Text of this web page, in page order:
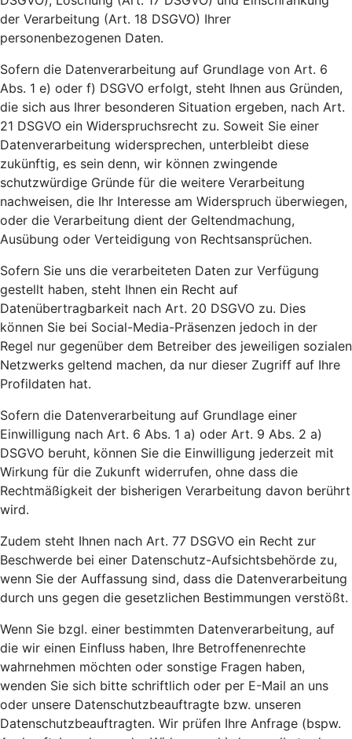
der Verarbeitung (Art. 18 DSGVO) Ihrer
personenbezogenen Daten.
Sofern die Datenverarbeitung auf Grundlage von Art. 6
Abs. 1 e) oder f) DSGVO erfolgt, steht Ihnen aus Gründen,
die sich aus Ihrer besonderen Situation ergeben, nach Art.
21 DSGVO ein Widerspruchsrecht zu. Soweit Sie einer
Datenverarbeitung widersprechen, unterbleibt diese
zukünftig, es sein denn, wir können zwingende
schutzwürdige Gründe für die weitere Verarbeitung
nachweisen, die Ihr Interesse am Widerspruch überwiegen,
oder die Verarbeitung dient der Geltendmachung,
Ausübung oder Verteidigung von Rechtsansprüchen.
Sofern Sie uns die verarbeiteten Daten zur Verfügung
gestellt haben, steht Ihnen ein Recht auf
Datenübertragbarkeit nach Art. 20 DSGVO zu. Dies
können Sie bei Social-Media-Präsenzen jedoch in der
Regel nur gegenüber dem Betreiber des jeweiligen sozialen
Netzwerks geltend machen, da nur dieser Zugriff auf Ihre
Profildaten hat.
Sofern die Datenverarbeitung auf Grundlage einer
Einwilligung nach Art. 6 Abs. 1 a) oder Art. 9 Abs. 2 a)
DSGVO beruht, können Sie die Einwilligung jederzeit mit
Wirkung für die Zukunft widerrufen, ohne dass die
Rechtmäßigkeit der bisherigen Verarbeitung davon berührt
wird.
Zudem steht Ihnen nach Art. 77 DSGVO ein Recht zur
Beschwerde bei einer Datenschutz-Aufsichtsbehörde zu,
wenn Sie der Auffassung sind, dass die Datenverarbeitung
durch uns gegen die gesetzlichen Bestimmungen verstößt.
Wenn Sie bzgl. einer bestimmten Datenverarbeitung, auf
die wir einen Einfluss haben, Ihre Betroffenenrechte
wahrnehmen möchten oder sonstige Fragen haben,
wenden Sie sich bitte schriftlich oder per E-Mail an uns
oder unsere Datenschutzbeauftragte bzw. unseren
Datenschutzbeauftragten. Wir prüfen Ihre Anfrage (bspw.